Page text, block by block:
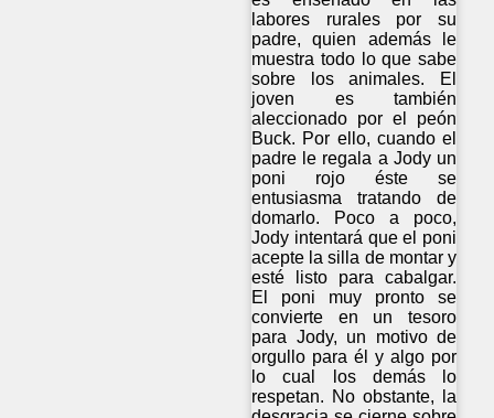
labores rurales por su
padre, quien además le
muestra todo lo que sabe
sobre los animales. El
joven es también
aleccionado por el peón
Buck. Por ello, cuando el
padre le regala a Jody un
poni rojo éste se
entusiasma tratando de
domarlo. Poco a poco,
Jody intentará que el poni
acepte la silla de montar y
esté listo para cabalgar.
El poni muy pronto se
convierte en un tesoro
para Jody, un motivo de
orgullo para él y algo por
lo cual los demás lo
respetan. No obstante, la